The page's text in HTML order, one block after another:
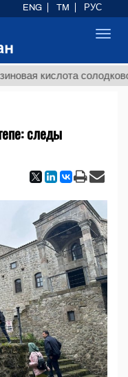
солодкового
следы
ENG TM РУС